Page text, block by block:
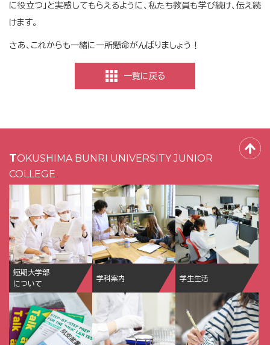
に役立つ」と実感してもらえるように、私たち教員も学び続け、伝え続
けます。
さあ、これからも一緒に一所懸命がんばりましょう！
一覧に戻る
TOKUSHIMA BUNRI UNIVERSITY JUNIOR
COLLEGE
短期大学部
について
学科案内 学生生活